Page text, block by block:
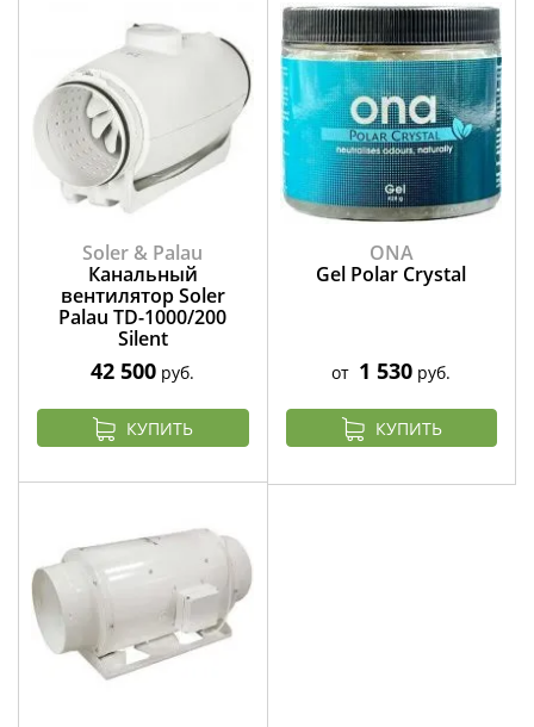
Soler & Palau
Канальный
вентилятор Soler
Palau TD-1000/200
Silent
42 500 руб.
КУПИТЬ
ONA
Gel Polar Crystal
от 1 530 руб.
КУПИТЬ